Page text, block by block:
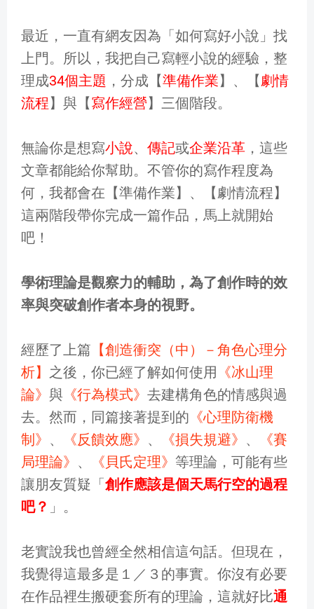
最近，一直有網友因為「如何寫好小說」找
上門。所以，我把自己寫輕小說的經驗，整
理成34個主題 ，分成【準備作業】、【劇情
流程】與【寫作經營】三個階段。
無論你是想寫小說、 傳記或企業沿革 ，這些
文章都能給你幫助。不管你的寫作程度為
何，我都會在【準備作業】、【劇情流程】
這兩階段帶你完成一篇作品，馬上就開始
吧！
學術理論是觀察力的輔助，為了創作時的效
率與突破創作者本身的視野。
經歷了上篇 【創造衝突（中）－角色心理分
析】 之後，你已經了解如何使用 《冰山理
論》 與 《行為模式》 去建構角色的情感與過
去。然而，同篇接著提到的 《心理防衛機
制》 、 《反饋效應》 、 《損失規避》 、
《賽
局理論》 、 《貝氏定理》 等理論，可能有些
讓朋友質疑「創作應該是個天馬行空的過程
吧？ 」。
老實說我也曾經全然相信這句話。但現在，
我覺得這最多是１／３的事實。你沒有必要
在作品裡生搬硬套所有的理論，這就好比通